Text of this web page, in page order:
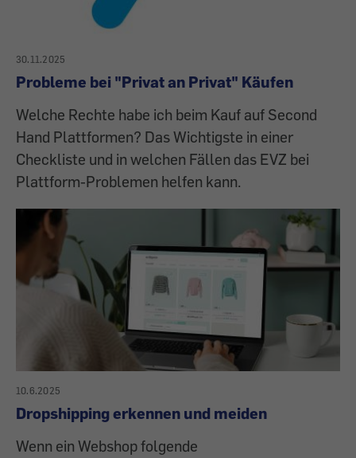
30.11.2025
Probleme bei "Privat an Privat" Käufen
Welche Rechte habe ich beim Kauf auf Second
Hand Plattformen? Das Wichtigste in einer
Checkliste und in welchen Fällen das EVZ bei
Plattform-Problemen helfen kann.
10.6.2025
Dropshipping erkennen und meiden
Wenn ein Webshop folgende